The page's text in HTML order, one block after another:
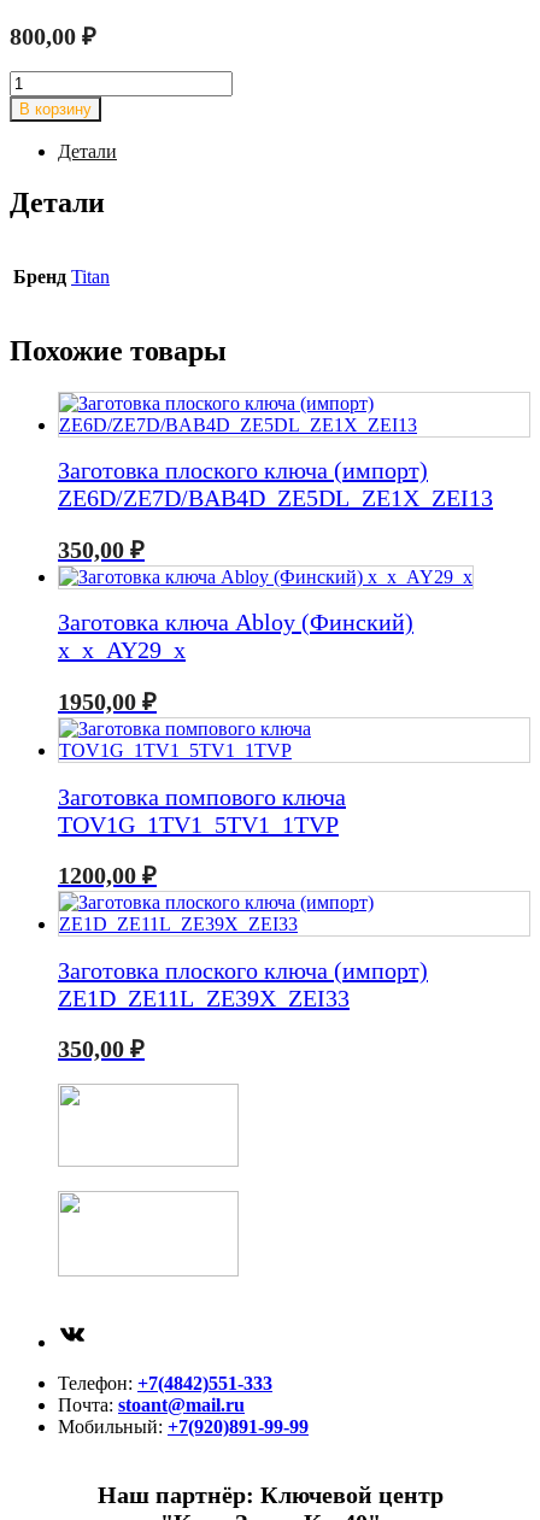
800,00 ₽
Количество
товара
Заготовка
плоского
ключа
(импорт)
x_x_TN20_x
В корзину
Детали
Детали
Бренд Titan
Похожие товары
Заготовка плоского ключа (импорт)
ZE6D/ZE7D/BAB4D_ZE5DL_ZE1X_ZEI13
350,00 ₽
Заготовка ключа Abloy (Финский)
x_x_AY29_x
1950,00 ₽
Заготовка помпового ключа
TOV1G_1TV1_5TV1_1TVP
1200,00 ₽
Заготовка плоского ключа (импорт)
ZE1D_ZE11L_ZE39X_ZEI33
350,00 ₽
Телефон: +7(4842)551-333
Почта: stoant@mail.ru
Мобильный: +7(920)891-99-99
Наш партнёр: Ключевой центр